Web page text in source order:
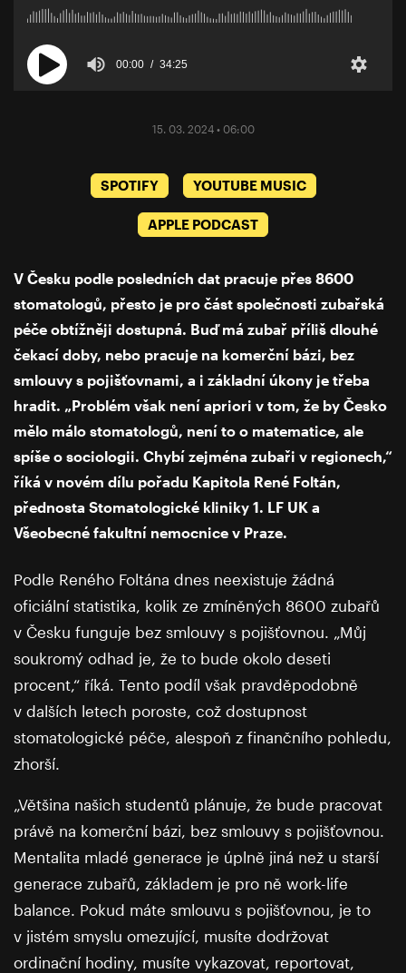
00:00 34:25
15. 03. 2024 • 06:00
SPOTIFY YOUTUBE MUSIC
APPLE PODCAST
V Česku podle posledních dat pracuje přes 8600
stomatologů, přesto je pro část společnosti zubařská
péče obtížněji dostupná. Buď má zubař příliš dlouhé
čekací doby, nebo pracuje na komerční bázi, bez
smlouvy s pojišťovnami, a i základní úkony je třeba
hradit. „Problém však není apriori v tom, že by Česko
mělo málo stomatologů, není to o matematice, ale
spíše o sociologii. Chybí zejména zubaři v regionech,“
říká v novém dílu pořadu Kapitola René Foltán,
přednosta Stomatologické kliniky 1. LF UK a
Všeobecné fakultní nemocnice v Praze.
Podle Reného Foltána dnes neexistuje žádná
oficiální statistika, kolik ze zmíněných 8600 zubařů
v Česku funguje bez smlouvy s pojišťovnou. „Můj
soukromý odhad je, že to bude okolo deseti
procent,“ říká. Tento podíl však pravděpodobně
v dalších letech poroste, což dostupnost
stomatologické péče, alespoň z finančního pohledu,
zhorší.
„Většina našich studentů plánuje, že bude pracovat
právě na komerční bázi, bez smlouvy s pojišťovnou.
Mentalita mladé generace je úplně jiná než u starší
generace zubařů, základem je pro ně work-life
balance. Pokud máte smlouvu s pojišťovnou, je to
v jistém smyslu omezující, musíte dodržovat
ordinační hodiny, musíte vykazovat, reportovat,